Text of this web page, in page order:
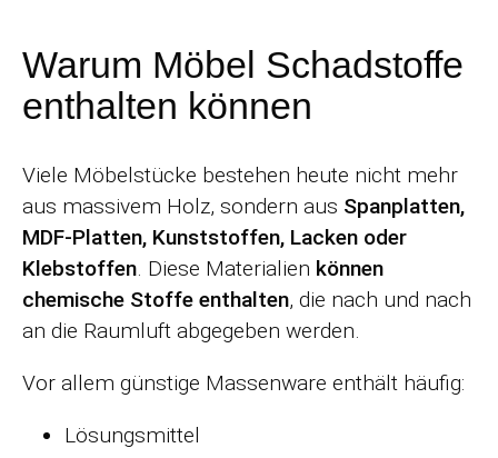
Warum Möbel Schadstoffe
enthalten können
Viele Möbelstücke bestehen heute nicht mehr
aus massivem Holz, sondern aus Spanplatten,
MDF-Platten, Kunststoffen, Lacken oder
Klebstoffen. Diese Materialien können
chemische Stoffe enthalten, die nach und nach
an die Raumluft abgegeben werden.
Vor allem günstige Massenware enthält häufig:
Lösungsmittel